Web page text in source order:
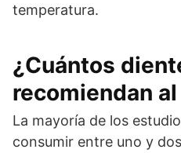
temperatura.
¿Cuántos
recomiendan
La mayoría de los
consumir entre uno y